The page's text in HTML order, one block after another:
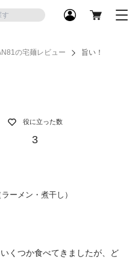
の宅麺レビュー 旨い！
役に立った数
3
ーメン・煮干し）
くつか食べてきましたが、ど